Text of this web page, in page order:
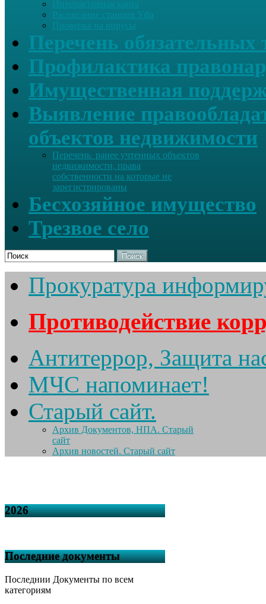
Интерактивная карта
Расписание станция Уфа
Проверка на вирусы
Перечень обязательных
Профилактика
Имущественная
Выявление
объектов недвижимости
Перечень ранее учтенных объектов
недвижимости, права
собственности на которые не
зарегистрированы
Бесхозяйное имущество
Трезвое село
Поиск
Прокуратура
Противодействие
Антитеррор, Защита
МЧС напоминает!
Старый сайт.
Архив Документов, НПА. Старый
сайт
Архив новостей. Старый сайт
2026
Последние документы
Последнии Документы по всем
категориям